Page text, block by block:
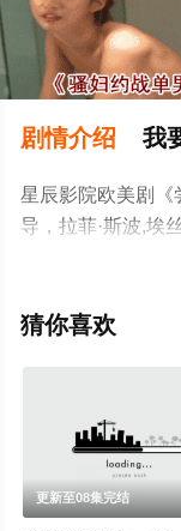
剧情介绍 我
星辰影院欧美剧《
导，拉菲·斯波,埃
特·莱利,西莉亚·
彩演绎的英国电视
猜你喜欢
更新至08集完结